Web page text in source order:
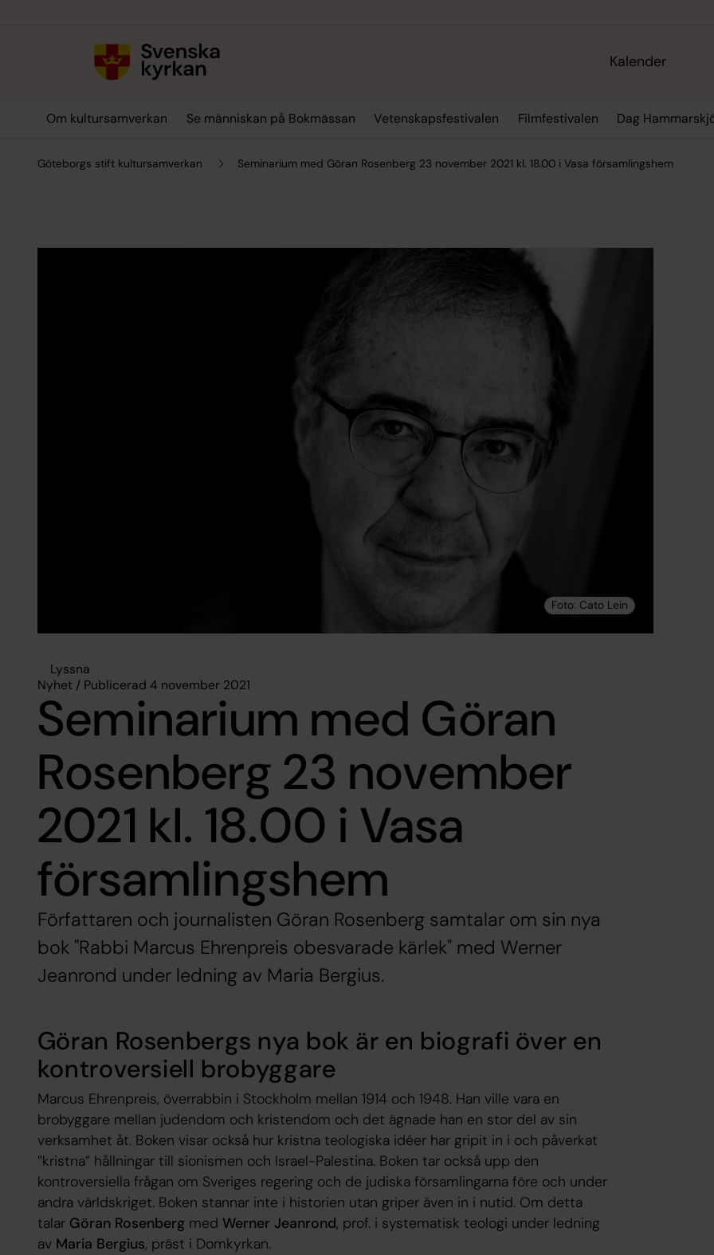
Kalender
Om kultursamverkan Se människan på Bokmässan Vetenskapsfestivalen Filmfestivalen Dag
Göteborgs stift kultursamverkan Seminarium med Göran Rosenberg 23 november 2021 kl. 18.00 i Vasa församlingshem
Lyssna
Nyhet / Publicerad 4 november 2021
Seminarium med Göran
Rosenberg 23 november
2021 kl. 18.00 i Vasa
församlingshem
Författaren och journalisten Göran Rosenberg samtalar om sin nya
bok "Rabbi Marcus Ehrenpreis obesvarade kärlek" med Werner
Jeanrond under ledning av Maria Bergius.
Göran Rosenbergs nya bok är en biografi över en
kontroversiell brobyggare
Marcus Ehrenpreis, överrabbin i Stockholm mellan 1914 och 1948. Han ville vara en
brobyggare mellan judendom och kristendom och det ägnade han en stor del av sin
verksamhet åt. Boken visar också hur kristna teologiska idéer har gripit in i och påverkat
”kristna” hållningar till sionismen och Israel-Palestina. Boken tar också upp den
kontroversiella frågan om Sveriges regering och de judiska församlingarna före och under
andra världskriget. Boken stannar inte i historien utan griper även in i nutid. Om detta
talar Göran Rosenbergmed Werner Jeanrond, prof. i systematisk teologi under ledning
av Maria Bergius, präst i Domkyrkan.